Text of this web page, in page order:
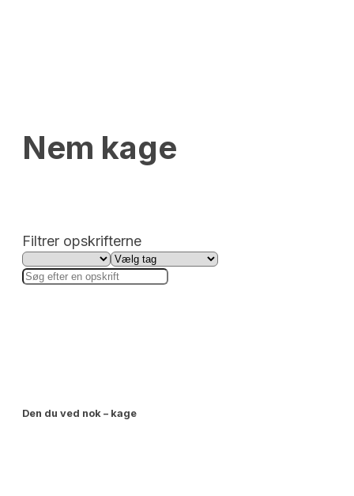
Nem kage
Filtrer opskrifterne
Den du ved nok – kage